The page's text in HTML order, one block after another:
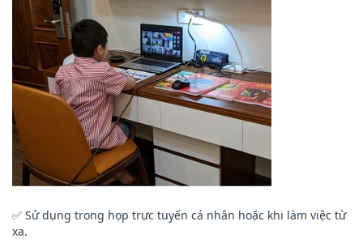
✅ Sử dụng trong họp trực tuyến cá nhân hoặc khi làm việc từ
xa.